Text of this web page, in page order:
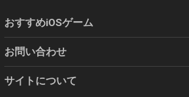
おすすめiOSゲーム
お問い合わせ
サイトについて